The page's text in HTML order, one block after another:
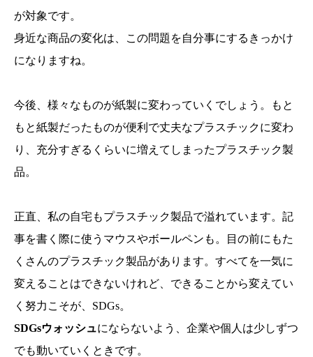
が対象です。
身近な商品の変化は、この問題を自分事にするきっかけ
になりますね。
今後、様々なものが紙製に変わっていくでしょう。もと
もと紙製だったものが便利で丈夫なプラスチックに変わ
り、充分すぎるくらいに増えてしまったプラスチック製
品。
正直、私の自宅もプラスチック製品で溢れています。記
事を書く際に使うマウスやボールペンも。目の前にもた
くさんのプラスチック製品があります。すべてを一気に
変えることはできないけれど、できることから変えてい
く努力こそが、SDGs。
SDGsウォッシュにならないよう、企業や個人は少しずつ
でも動いていくときです。